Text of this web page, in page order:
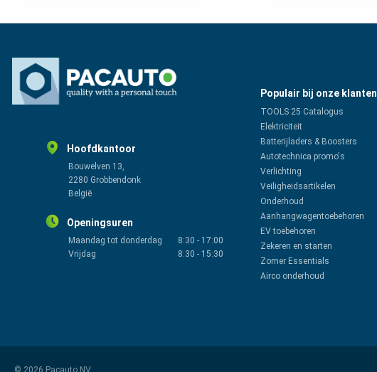
Hoofdkantoor
Bouwelven 13,
2280 Grobbendonk
België
Openingsuren
Maandag tot donderdag 8:30 - 17:00
Vrijdag
8:30 - 15:30
Populair bij onze klanten
TOOLS 25 Catalogus
Elektriciteit
Batterijladers & Boosters
Autotechnica promo's
Verlichting
Veiligheidsartikelen
Onderhoud
Aanhangwagentoebehoren
EV toebehoren
Zekeren en starten
Zomer Essentials
Airco onderhoud
© 2026 Pacauto NV